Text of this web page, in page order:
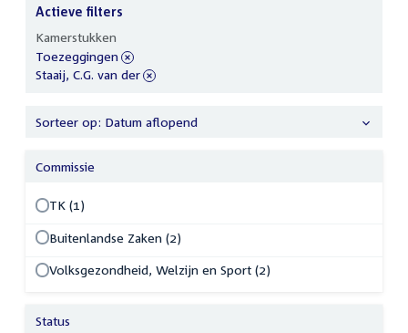
uw
resultaten
Actieve filters
Kamerstukken
verwijder
filter
Toezeggingen
verwijder
Staaij, C.G. van der
Sorteer op: Datum aflopend
Commissie
TK (1)
Buitenlandse Zaken (2)
Volksgezondheid, Welzijn en Sport (2)
Status